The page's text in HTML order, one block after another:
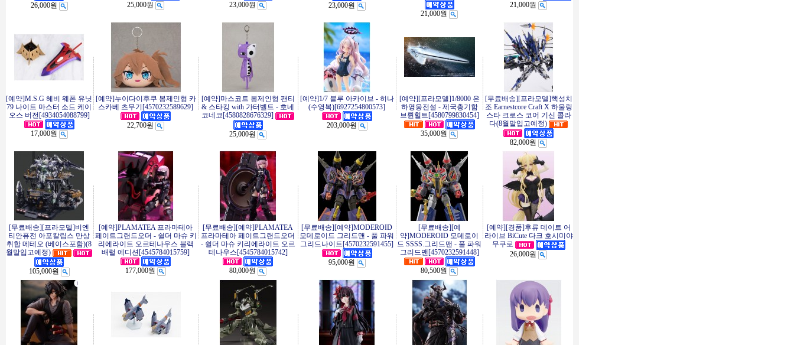
26,000원
25,000원
23,000원 23,000원
21,000원
21,000원
[예약]M.S.G 헤비 웨폰 유닛
79 나이트 마스터 소드 케이
오스 버전[4934054088799]
17,000원
[예약]누이다이후쿠 봉제인형 카
스카베 츠무기[4570232589629]
22,700원
[예약]마스코트 봉제인형 팬티
& 스타킹 with 가터벨트 - 호네
코네코[4580828676329]
25,000원
[예약]1/7 블루 아카이브 - 히나
(수영복)[6927254800573]
203,000원
[예약][프라모델]1/8000 은
하영웅전설 - 제국총기함
브륀힐트[4580799830454]
35,000원
[무료배송][프라모델]핵성치
조 Earnestcore Craft X 하울링
스타 크로스 코어 기신 콜라
다(8월말입고예정)
82,000원
[무료배송][프라모델]비엔
티안퓨전 아포칼립스 만상
취합 메테오 (베이스포함)(8
월말입고예정)
105,000원
[예약]PLAMATEA 프라마테아
페이트그랜드오더 - 쉴더 마슈 키
리에라이트 오르테나우스 블랙
배럴 에디션[4545784015759]
177,000원
[무료배송][예약]PLAMATEA
프라마테아 페이트그랜드오더
- 쉴더 마슈 키리에라이트 오르
테나우스[4545784015742]
80,000원
[무료배송][예약]MODEROID
모데로이드 그리드맨 - 풀 파워
그리드나이트[4570232591455]
95,000원
[무료배송][예
약]MODEROID 모데로이
드 SSSS.그리드맨 - 풀 파워
그리드맨[4570232591448]
80,500원
[예약][경품]후류 데이트 어
라이브 BiCute 다크 호시미야
무쿠로
26,000원